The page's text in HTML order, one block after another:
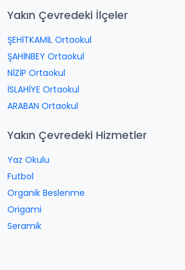
Yakın Çevredeki İlçeler
ŞEHİTKAMİL Ortaokul
ŞAHİNBEY Ortaokul
NİZİP Ortaokul
İSLAHİYE Ortaokul
ARABAN Ortaokul
Yakın Çevredeki Hizmetler
Yaz Okulu
Futbol
Organik Beslenme
Origami
Seramik